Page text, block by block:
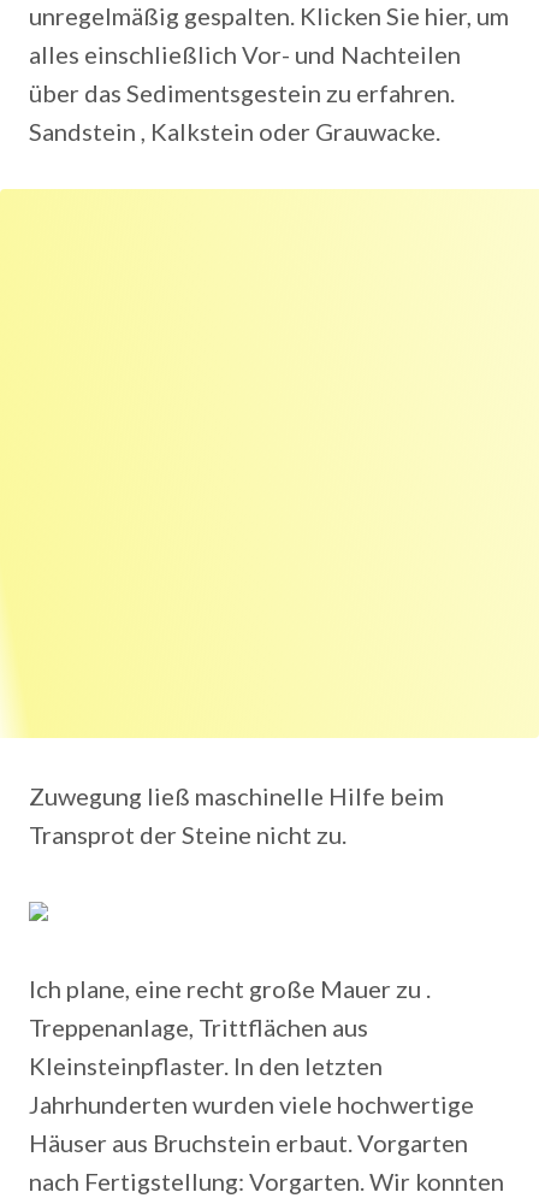
unregelmäßig gespalten. Klicken Sie hier, um
alles einschließlich Vor- und Nachteilen
über das Sedimentsgestein zu erfahren.
Sandstein , Kalkstein oder Grauwacke.
Zuwegung ließ maschinelle Hilfe beim
Transprot der Steine nicht zu.
Ich plane, eine recht große Mauer zu .
Treppenanlage, Trittflächen aus
Kleinsteinpflaster. In den letzten
Jahrhunderten wurden viele hochwertige
Häuser aus Bruchstein erbaut. Vorgarten
nach Fertigstellung: Vorgarten. Wir konnten